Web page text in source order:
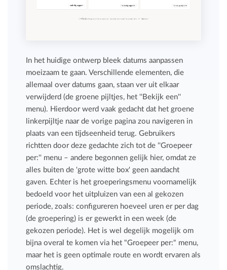
In het huidige ontwerp bleek datums aanpassen
moeizaam te gaan. Verschillende elementen, die
allemaal over datums gaan, staan ver uit elkaar
verwijderd (de groene pijltjes, het ''Bekijk een''
menu). Hierdoor werd vaak gedacht dat het groene
linkerpijltje naar de vorige pagina zou navigeren in
plaats van een tijdseenheid terug. Gebruikers
richtten door deze gedachte zich tot de ''Groepeer
per:'' menu – andere begonnen gelijk hier, omdat ze
alles buiten de 'grote witte box' geen aandacht
gaven. Echter is het groeperingsmenu voornamelijk
bedoeld voor het uitpluizen van een al gekozen
periode, zoals: configureren hoeveel uren er per dag
(de groepering) is er gewerkt in een week (de
gekozen periode). Het is wel degelijk mogelijk om
bijna overal te komen via het "Groepeer per:" menu,
maar het is geen optimale route en wordt ervaren als
omslachtig.